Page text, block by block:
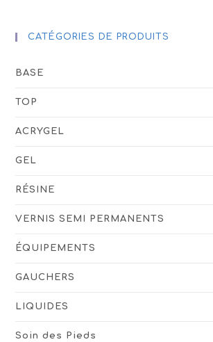
CATÉGORIES DE PRODUITS
BASE
TOP
ACRYGEL
GEL
RÉSINE
VERNIS SEMI PERMANENTS
ÉQUIPEMENTS
GAUCHERS
LIQUIDES
Soin des Pieds